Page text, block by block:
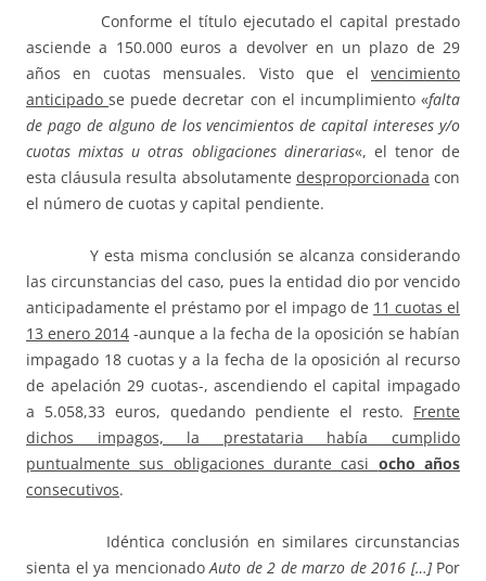
Conforme el título ejecutado el capital prestado
asciende a 150.000 euros a devolver en un plazo de 29
años en cuotas mensuales. Visto que el vencimiento
anticipadose puede decretar con el incumplimiento «falta
de pago de alguno de los vencimientos de capital intereses y/o
cuotas mixtas u otras obligaciones dinerarias«, el tenor de
esta cláusula resulta absolutamente desproporcionada con
el número de cuotas y capital pendiente.
Y esta misma conclusión se alcanza considerando
las circunstancias del caso, pues la entidad dio por vencido
anticipadamente el préstamo por el impago de 11 cuotas el
13 enero 2014 -aunque a la fecha de la oposición se habían
impagado 18 cuotas y a la fecha de la oposición al recurso
de apelación 29 cuotas-, ascendiendo el capital impagado
a 5.058,33 euros, quedando pendiente el resto. Frente
dichos impagos, la prestataria había cumplido
puntualmente sus obligaciones durante casi ocho años
consecutivos.
Idéntica conclusión en similares circunstancias
sienta el ya mencionadoAuto de 2 de marzo de 2016 […] Por